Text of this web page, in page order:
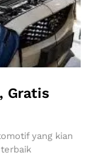
Gratis
yang kian